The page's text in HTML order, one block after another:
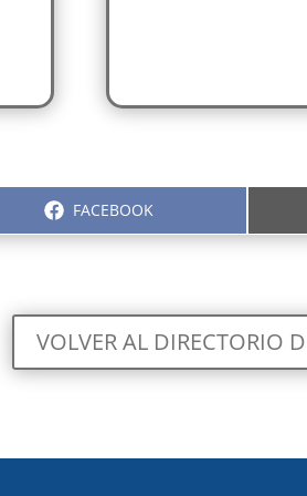
COMPARTIR
FACEBOOK
VOLVER AL DIRECTORIO